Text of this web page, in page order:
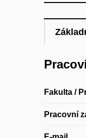
Fakulta /
Pracovní